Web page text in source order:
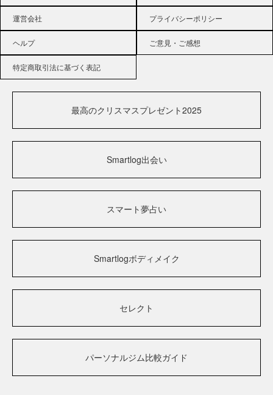
運営会社 プライバシーポリシー
ヘルプ ご意見・ご感想
特定商取引法に基づく表記
最高のクリスマスプレゼント2025
Smartlog出会い
スマート夢占い
Smartlogボディメイク
セレクト
パーソナルジム比較ガイド